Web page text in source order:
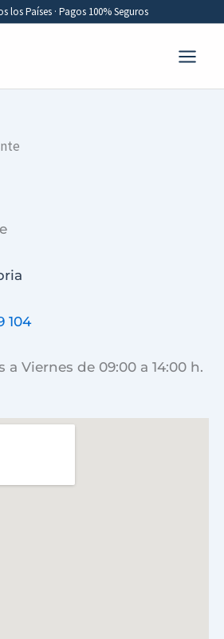
los Países · Pagos 100% Seguros
104
a Viernes de 09:00 a 14:00 h.